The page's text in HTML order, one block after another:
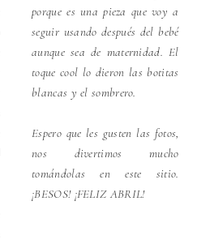
porque es una pieza que voy a
seguir usando después del bebé
aunque sea de maternidad. El
toque cool lo dieron las botitas
blancas y el sombrero.
Espero que les gusten las fotos,
nos divertimos mucho
tomándolas en este sitio.
¡BESOS! ¡FELIZ ABRIL!